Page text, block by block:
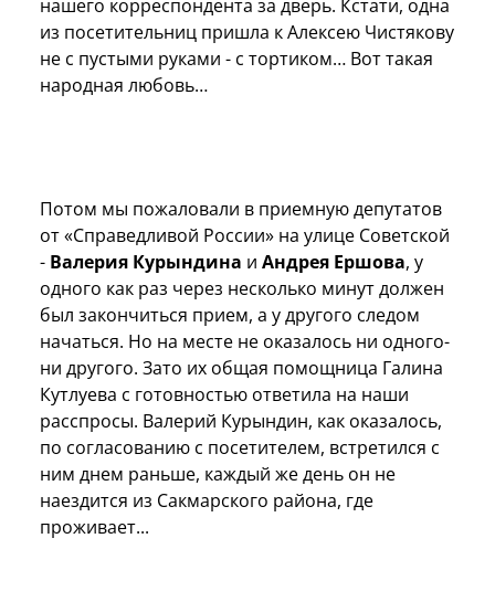
нашего корреспондента за дверь. Кстати, одна
из посетительниц пришла к Алексею Чистякову
не с пустыми руками - с тортиком… Вот такая
народная любовь…
Потом мы пожаловали в приемную депутатов
от «Справедливой России» на улице Советской
- Валерия Курындина и Андрея Ершова, у
одного как раз через несколько минут должен
был закончиться прием, а у другого следом
начаться. Но на месте не оказалось ни одного-
ни другого. Зато их общая помощница Галина
Кутлуева с готовностью ответила на наши
расспросы. Валерий Курындин, как оказалось,
по согласованию с посетителем, встретился с
ним днем раньше, каждый же день он не
наездится из Сакмарского района, где
проживает...